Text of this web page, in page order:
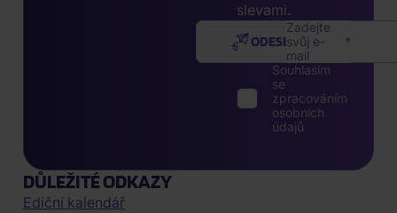
slevami.
Zadejte
svůj e-
mail
ODESLAT
Souhlasím
se
zpracováním
osobních
údajů
DŮLEŽITÉ ODKAZY
Ediční kalendář